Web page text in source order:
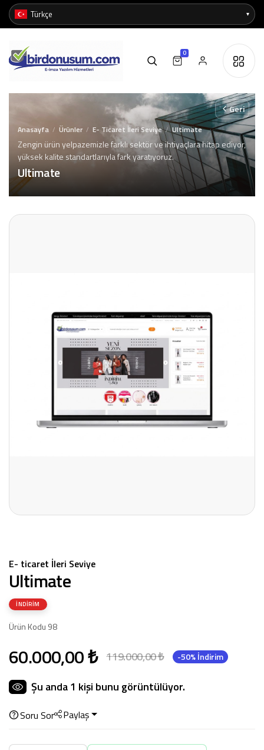
0
Ultimate
Zengin ürün yelpazemizle farklı sektör ve ihtiyaçlara hitap ediyor,
yüksek kalite standartlarıyla fark yaratıyoruz.
Anasayfa / Ürünler / E- Ticaret İleri Seviye / Ultimate
Geri
E- ticaret İleri Seviye
Ultimate
İNDIRIM
Ürün Kodu 98
60.000,00 ₺ 119.000,00 ₺ -50% İndirim
Şu anda1 kişi bunu görüntülüyor.
Soru Sor Paylaş